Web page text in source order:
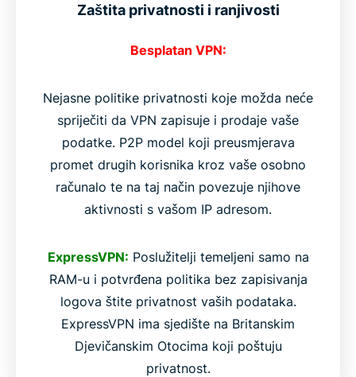
Zaštita privatnosti i ranjivosti
Besplatan VPN:
Nejasne politike privatnosti koje možda neće
spriječiti da VPN zapisuje i prodaje vaše
podatke. P2P model koji preusmjerava
promet drugih korisnika kroz vaše osobno
računalo te na taj način povezuje njihove
aktivnosti s vašom IP adresom.
ExpressVPN: Poslužitelji temeljeni samo na
RAM-u i potvrđena politika bez zapisivanja
logova štite privatnost vaših podataka.
ExpressVPN ima sjedište na Britanskim
Djevičanskim Otocima koji poštuju
privatnost.